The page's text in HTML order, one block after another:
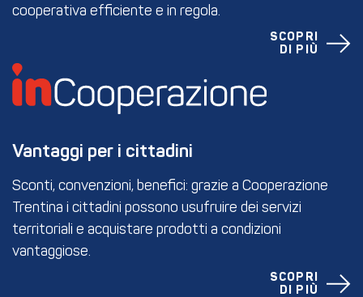
cooperativa efficiente e in regola.
SCOPRI
DI PIÙ
Vantaggi per i cittadini
Sconti, convenzioni, benefici: grazie a Cooperazione
Trentina i cittadini possono usufruire dei servizi
territoriali e acquistare prodotti a condizioni
vantaggiose.
SCOPRI
DI PIÙ